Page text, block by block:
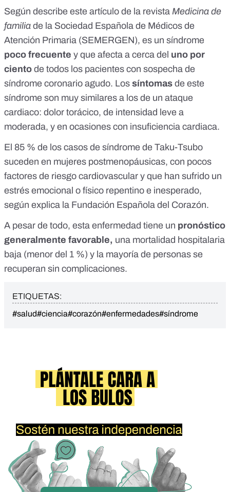
Según describe este artículo de la revista Medicina de
familia de la Sociedad Española de Médicos de
Atención Primaria (SEMERGEN), es un síndrome
poco frecuente y que afecta a cerca del uno por
ciento de todos los pacientes con sospecha de
síndrome coronario agudo. Los síntomas de este
síndrome son muy similares a los de un ataque
cardiaco: dolor torácico, de intensidad leve a
moderada, y en ocasiones con insuficiencia cardiaca.
El 85 % de los casos de síndrome de Taku-Tsubo
suceden en mujeres postmenopáusicas, con pocos
factores de riesgo cardiovascular y que han sufrido un
estrés emocional o físico repentino e inesperado,
según explica la Fundación Española del Corazón.
A pesar de todo, esta enfermedad tiene un pronóstico
generalmente favorable, una mortalidad hospitalaria
baja (menor del 1 %) y la mayoría de personas se
recuperan sin complicaciones.
ETIQUETAS:
#salud#ciencia#corazón#enfermedades#síndrome